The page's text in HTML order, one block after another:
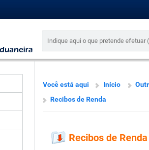
Você está aqui Início
Recibos de Renda
Recibos de Renda